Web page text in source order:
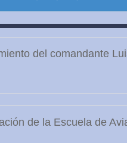
del comandante
de la Escuela de